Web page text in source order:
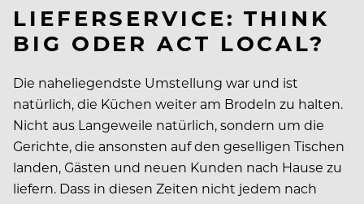
LIEFERSERVICE: THINK
BIG ODER ACT LOCAL?
Die naheliegendste Umstellung war und ist
natürlich, die Küchen weiter am Brodeln zu halten.
Nicht aus Langeweile natürlich, sondern um die
Gerichte, die ansonsten auf den geselligen Tischen
landen, Gästen und neuen Kunden nach Hause zu
liefern. Dass in diesen Zeiten nicht jedem nach